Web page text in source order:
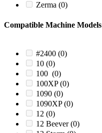
Zerma (0)
Compatible Machine Models
#2400 (0)
10 (0)
100 (0)
100XP(0)
1090 (0)
1090XP(0)
12 (0)
12 Beever(0)